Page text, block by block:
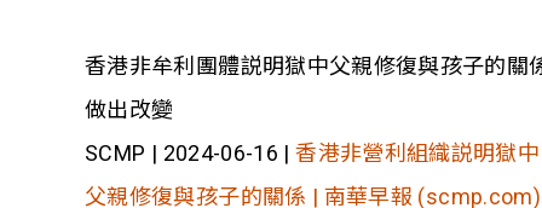
香港非牟利團體説明獄中父親修復與孩子的關
做出改變
SCMP | 2024-06-16 |香港非營利組織説明獄中
父親修復與孩子的關係 | 南華早報 (scmp.com)